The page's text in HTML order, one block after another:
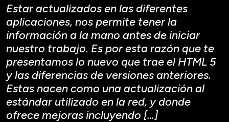
Estar actualizados en las diferentes
aplicaciones, nos permite tener la
información a la mano antes de iniciar
nuestro trabajo. Es por esta razón que te
presentamos lo nuevo que trae el HTML 5
y las diferencias de versiones anteriores.
Estas nacen como una actualización al
estándar utilizado en la red, y donde
ofrece mejoras incluyendo […]